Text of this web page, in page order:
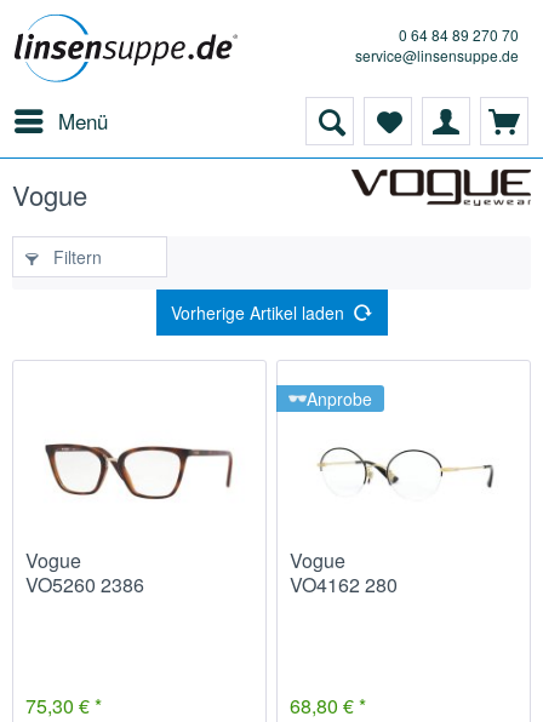
0 64 84 89 270 70
service@linsensuppe.de
Menü
Vogue
Filtern
Vorherige Artikel laden
Vogue
VO5260 2386
75,30 € *
Anprobe
Vogue
VO4162 280
68,80 € *